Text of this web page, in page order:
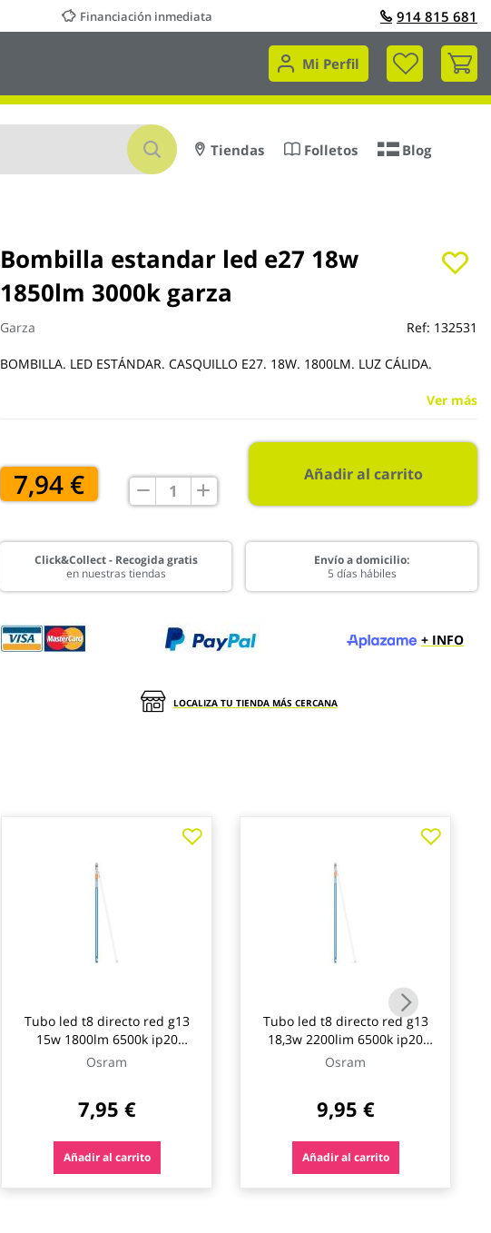
Financiación inmediata 914 815 681
Mi Perfil
Mi
Buscar
Tiendas Folletos Blog
Bombilla estandar led e27 18w
1850lm 3000k garza
Garza Ref: 132531
BOMBILLA. LED ESTÁNDAR. CASQUILLO E27. 18W. 1800LM. LUZ CÁLIDA.
Ver más
7,94 € Añadir al carrito
Click&Collect - Recogida gratis
en nuestras tiendas
Envío a domicilio:
5 días hábiles
+ INFO
LOCALIZA TU TIENDA MÁS CERCANA
Tubo led t8 directo red g13
15w 1800lm 6500k ip20
osram
Osram
7,95 €
Añadir al carrito
Tubo led t8 directo red g13
18,3w 2200lim 6500k ip20
osram
Osram
9,95 €
Añadir al carrito